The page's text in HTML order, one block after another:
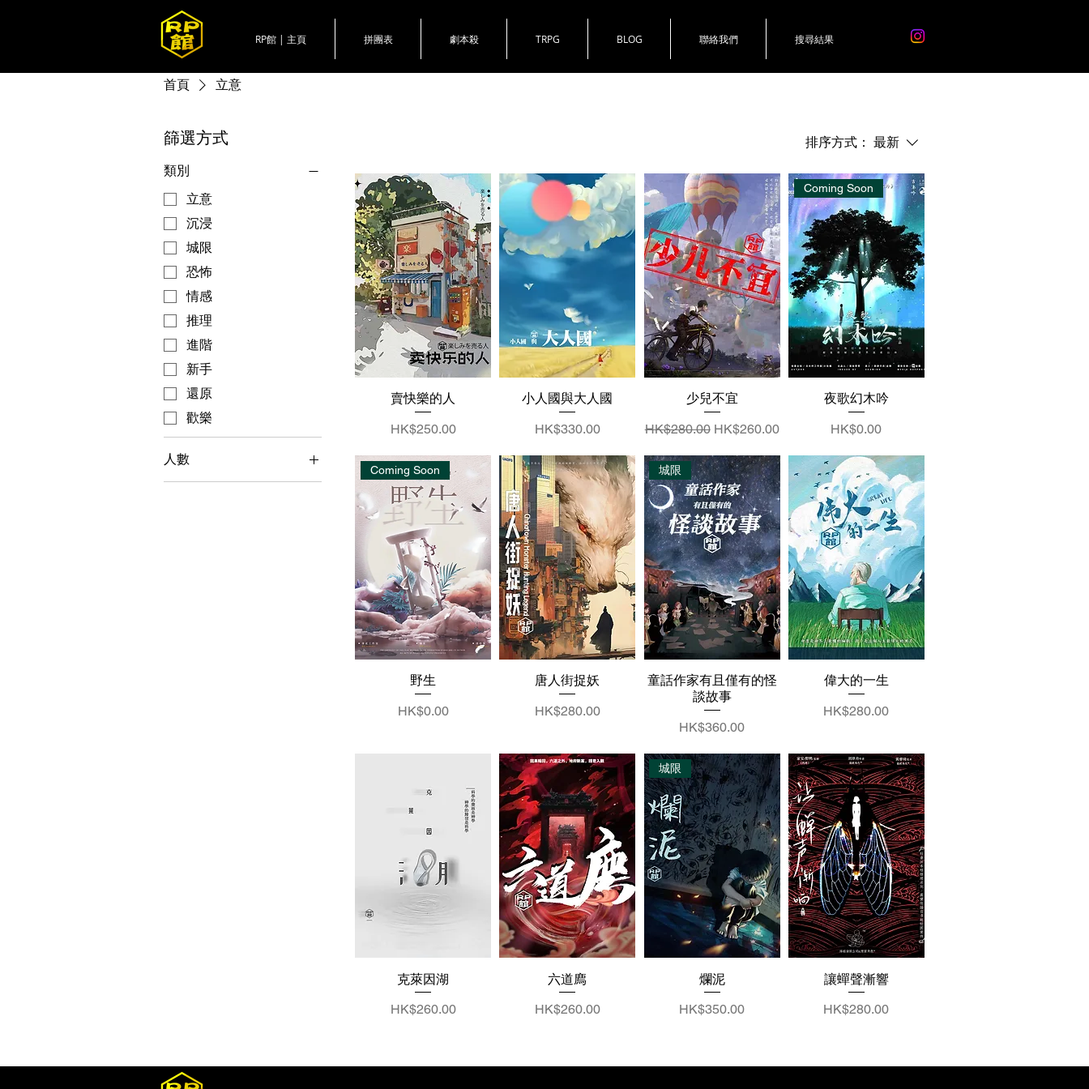
RP館 | 主頁 拼團表 劇本殺 TRPG BLOG 聯絡我們 搜尋結果
首頁 立意
篩選方式
類別
立意
沉浸
城限
恐怖
情感
推理
進階
新手
還原
歡樂
人數
5人
排序方式： 最新
賣快樂的人
價格
HK$250.00
小人國與大人國
價格
HK$330.00
少兒不宜
一般價格
HK$280.00 促銷價格
HK$260.00
Coming Soon
夜歌幻木吟
價格
HK$0.00
Coming Soon
野生
價格
HK$0.00
唐人街捉妖
價格
HK$280.00
城限
童話作家有且僅有的怪
談故事
價格
HK$360.00
偉大的一生
價格
HK$280.00
克萊因湖
價格
HK$260.00
六道廌
價格
HK$260.00
城限
爛泥
價格
HK$350.00
讓蟬聲漸響
價格
HK$280.00